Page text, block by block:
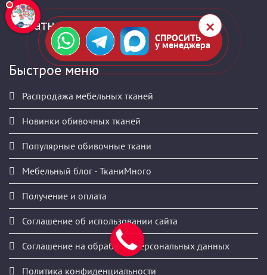
СПРОСИТЬ
у менеджера
Обратная связь
Быстрое меню
Распродажа мебельных тканей
Новинки обивочных тканей
Популярные обивочные ткани
Мебельный блог - ТканиМного
Получение и оплата
Соглашение об использовании сайта
Соглашение на обработку персональных данных
Политика конфиденциальности